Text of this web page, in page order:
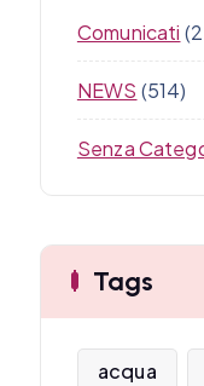
Comunicati
NEWS (514)
Senza
Tags
acqua